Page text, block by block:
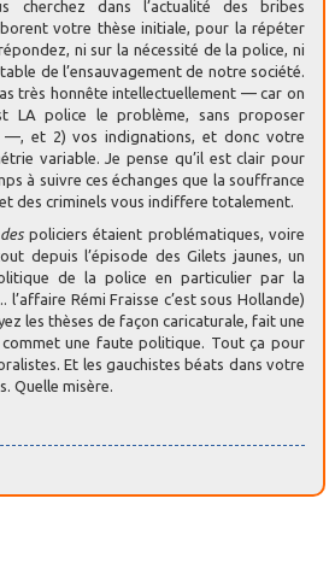
cherchez dans l’actualité des bribes
votre thèse initiale, pour la répéter
ni sur la nécessité de la police, ni
de l’ensauvagement de notre société.
très honnête intellectuellement — car on
LA police le problème, sans proposer
—, et 2) vos indignations, et donc votre
variable. Je pense qu’il est clair pour
à suivre ces échanges que la souffrance
des criminels vous indiffere totalement.
despoliciers étaient problématiques, voire
depuis l’épisode des Gilets jaunes, un
de la police en particulier par la
l’affaire Rémi Fraisse c’est sous Hollande)
les thèses de façon caricaturale, fait une
une faute politique. Tout ça pour
Et les gauchistes béats dans votre
Quelle misère.